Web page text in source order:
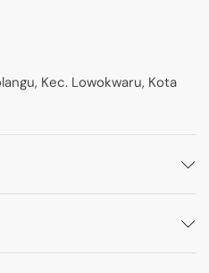
Kec. Lowokwaru, Kota